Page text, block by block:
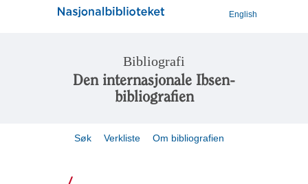
English
Bibliografi
Den internasjonale Ibsen-
bibliografien
Søk Verkliste Om bibliografien